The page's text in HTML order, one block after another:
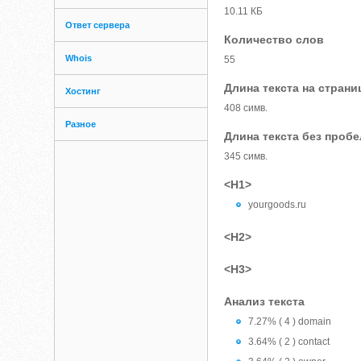
Ответ сервера
Whois
Хостинг
Разное
10.11 КБ
Количество слов
55
Длина текста на
408 симв.
Длина текста без
345 симв.
<H1>
yourgoods.ru
<H2>
<H3>
Анализ текста
7.27% ( 4 ) domain
3.64% ( 2 ) contact